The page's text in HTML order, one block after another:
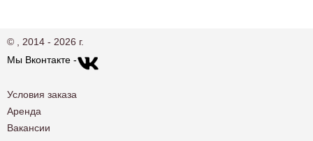
© , 2014 - 2026 г.
Мы Вконтакте -
Условия заказа
Аренда
Вакансии